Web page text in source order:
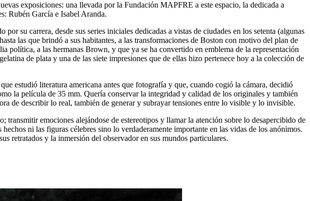
exposiciones: una llevada por la Fundación MAPFRE a este espacio, la dedicada a
Rubén García e Isabel Aranda.
su carrera, desde sus series iniciales dedicadas a vistas de ciudades en los setenta (algunas
las que brindó a sus habitantes, a las transformaciones de Boston con motivo del plan de
política, a las hermanas Brown, y que ya se ha convertido en emblema de la representación
de plata y una de las siete impresiones que de ellas hizo pertenece hoy a la colección de
estudió literatura americana antes que fotografía y que, cuando cogió la cámara, decidió
la película de 35 mm. Quería conservar la integridad y calidad de los originales y también
de describir lo real, también de generar y subrayar tensiones entre lo visible y lo invisible.
emociones alejándose de estereotipos y llamar la atención sobre lo desapercibido de
ni las figuras célebres sino lo verdaderamente importante en las vidas de los anónimos.
retratados y la inmersión del observador en sus mundos particulares.